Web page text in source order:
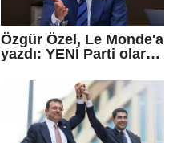
Özgür Özel, Le Monde'a
yazdı: YENİ Parti olarak
öneriyoruz